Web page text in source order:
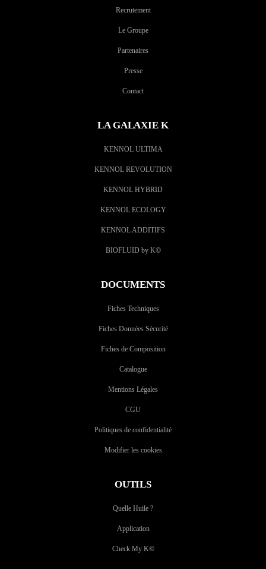
Recrutement
Le Groupe
Partenaires
Presse
Contact
LA GALAXIE K
KENNOL ULTIMA
KENNOL REVOLUTION
KENNOL HYBRID
KENNOL ECOLOGY
KENNOL ADDITIFS
BIOFLUID by K©
DOCUMENTS
Fiches Techniques
Fiches Données Sécurité
Fiches de Composition
Catalogue
Mentions Légales
CGU
Politiques de confidentialité
Modifier les cookies
OUTILS
Quelle Huile ?
Application
Check My K©